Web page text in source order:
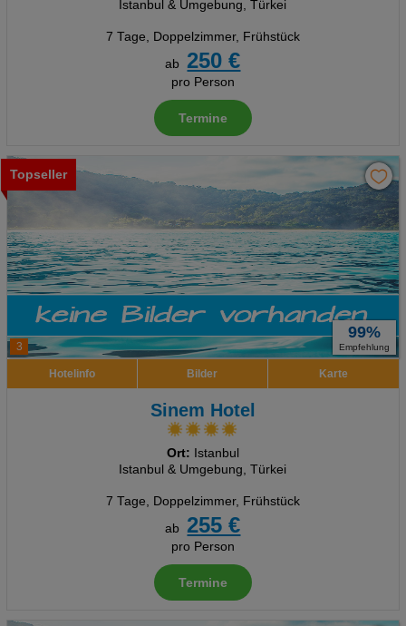
Istanbul & Umgebung, Türkei
7 Tage, Doppelzimmer, Frühstück
ab
250 €
pro Person
Termine
3
Topseller
99%
Empfehlung
Hotelinfo Bilder Karte
Sinem Hotel
Ort: Istanbul
Istanbul & Umgebung, Türkei
7 Tage, Doppelzimmer, Frühstück
ab
255 €
pro Person
Termine